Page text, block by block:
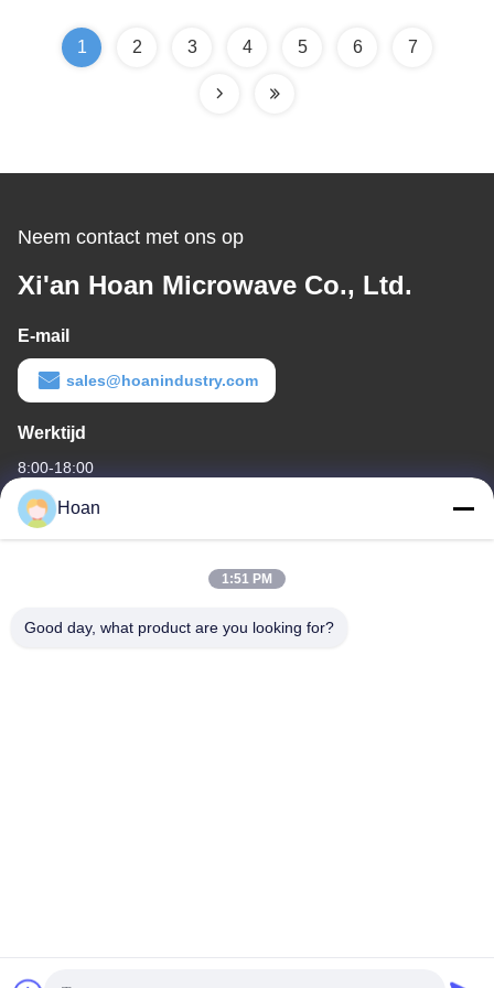
1 2 3 4 5 6 7
Neem contact met ons op
Xi'an Hoan Microwave Co., Ltd.
E-mail
sales@hoanindustry.com
Werktijd
8:00-18:00
Ons adres
F7, gebouw 2, industrieel park Xinkai, Jinye 2e weg, high-tech
Hoan
1:51 PM
Good day, what product are you looking for?